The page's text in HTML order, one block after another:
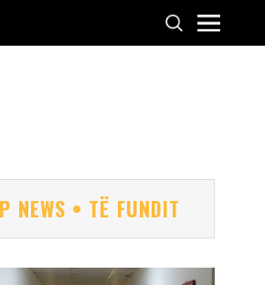
NEWS • TË FUNDIT